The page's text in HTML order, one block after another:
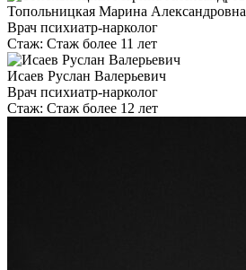
Топольницкая Марина Александровна
Врач психиатр-нарколог
Стаж: Стаж более 11 лет
Исаев Руслан Валерьевич
Врач психиатр-нарколог
Стаж: Стаж более 12 лет